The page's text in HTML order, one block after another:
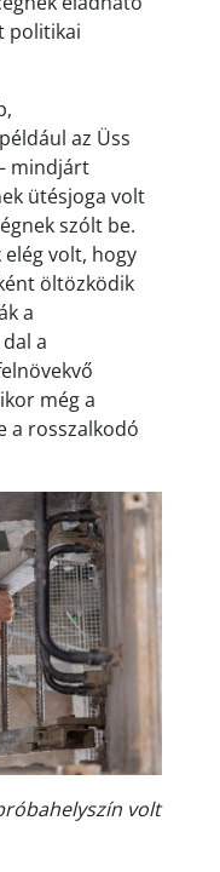
politikai
az Üss
mindjárt
ütésjoga volt
szólt be.
volt, hogy
öltözködik
a
a
még a
a rosszalkodó
volt